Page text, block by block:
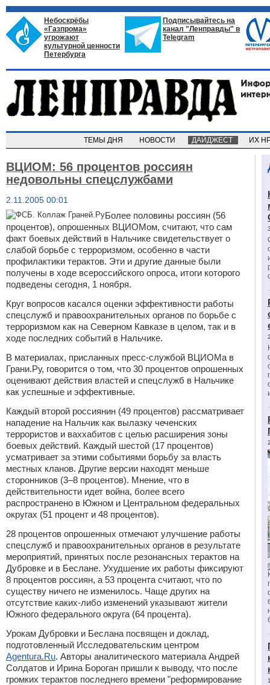
Небоскрёбы
«Газпрома»
угрожают
культурной ценности
Петербурга
Подписывайтесь на
канал "Ленправды" в
Telegram
ТЕМЫ ДНЯ НОВОСТИ ДАЙДЖЕСТ ИХ
ВЦИОМ: 56 процентов россиян
недовольны спецслужбами
2.11.2005 00:01
Более половины россиян (56
процентов), опрошенных ВЦИОМом, считают, что сам
факт боевых действий в Нальчике свидетельствует о
слабой борьбе с терроризмом, особенно в части
профилактики терактов. Эти и другие данные были
получены в ходе всероссийского опроса, итоги которого
подведены сегодня, 1 ноября.
Круг вопросов касался оценки эффективности работы
спецслужб и правоохранительных органов по борьбе с
терроризмом как на Северном Кавказе в целом, так и в
ходе последних событий в Нальчике.
В материалах, присланных пресс-службой ВЦИОМа в
Грани.Ру, говорится о том, что 30 процентов опрошенных
оценивают действия властей и спецслужб в Нальчике
как успешные и эффективные.
Каждый второй россиянин (49 процентов) рассматривает
нападение на Нальчик как вылазку чеченских
террористов и ваххабитов с целью расширения зоны
боевых действий. Каждый шестой (17 процентов)
усматривает за этими событиями борьбу за власть
местных кланов. Другие версии находят меньше
сторонников (3–8 процентов). Мнение, что в
действительности идет война, более всего
распространено в Южном и Центральном федеральных
округах (51 процент и 48 процентов).
28 процентов опрошенных отмечают улучшение работы
спецслужб и правоохранительных органов в результате
мероприятий, принятых после резонансных терактов на
Дубровке и в Беслане. Ухудшение их работы фиксируют
8 процентов россиян, а 53 процента считают, что по
существу ничего не изменилось. Чаще других на
отсутствие каких-либо изменений указывают жители
Южного федерального округа (64 процента).
Урокам Дубровки и Беслана посвящен и доклад,
подготовленный Исследовательским центром
Agentura.Ru. Авторы аналитического материала Андрей
Солдатов и Ирина Бороган пришли к выводу, что после
громких терактов последнего времени "реформирование